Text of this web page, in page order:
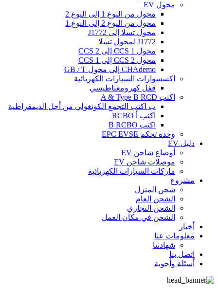
محول EV
محول من النوع 1 إلى النوع 2
محول من النوع 2 إلى النوع 1
محول تسلا إلى J1772
J1772 لمحول تسلا
محول CCS 1 إلى CCS 2
محول CCS 2 إلى CCS 1
CHAdemo إلى محول GB / T
اكسسوارات السيارات الكهربائية
قفل كهرومغناطيسي
اكتب A & Type B RCD
ب اكتب التجمع الكونغولي من أجل الديمقراطية
اكتب أ RCBO
اكتب B RCBO
وحدة تحكم EPC EVSE
دليل EV
أوضاع شاحن EV
موصلات شاحن EV
ماركات السيارات الكهربائية
مشروع
شحن المنزل
الشحن العام
الشحن التجاري
الشحن في مكان العمل
أخبار
معلومات عنا
شهادتنا
اتصل بنا
أسئلة وأجوبة